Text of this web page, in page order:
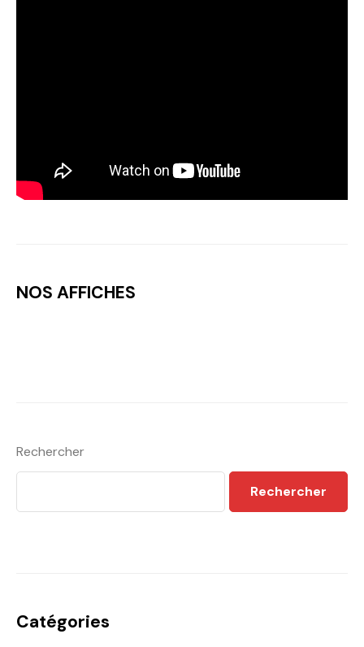
NOS AFFICHES
Rechercher
Rechercher
Catégories